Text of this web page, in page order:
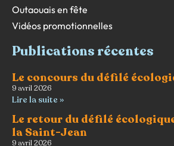
Outaouais en fête
Vidéos promotionnelles
Publications récentes
Le concours du défilé
9 avril 2026
Lire la suite »
Le retour du défilé
la Saint-Jean
9 avril 2026